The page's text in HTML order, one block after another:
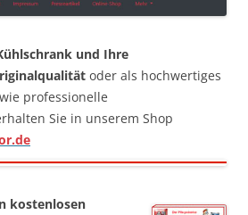
und Ihre
oder als hochwertiges
professionelle
Sie in unserem Shop
kostenlosen